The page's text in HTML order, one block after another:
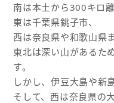
南は本土から300キロ離
東は千葉県銚子市、
西は奈良県や和歌山県
東北は深い山があるた
す。
しかし、伊豆大島や新
そして、西は奈良県の